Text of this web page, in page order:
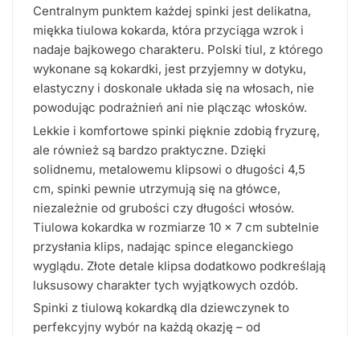
Centralnym punktem każdej spinki jest delikatna,
miękka tiulowa kokarda, która przyciąga wzrok i
nadaje bajkowego charakteru. Polski tiul, z którego
wykonane są kokardki, jest przyjemny w dotyku,
elastyczny i doskonale układa się na włosach, nie
powodując podrażnień ani nie plącząc włosków.
Lekkie i komfortowe spinki pięknie zdobią fryzurę,
ale również są bardzo praktyczne. Dzięki
solidnemu, metalowemu klipsowi o długości 4,5
cm, spinki pewnie utrzymują się na główce,
niezależnie od grubości czy długości włosów.
Tiulowa kokardka w rozmiarze 10 x 7 cm subtelnie
przysłania klips, nadając spince eleganckiego
wyglądu. Złote detale klipsa dodatkowo podkreślają
luksusowy charakter tych wyjątkowych ozdób.
Spinki z tiulową kokardką dla dziewczynek to
perfekcyjny wybór na każdą okazję – od